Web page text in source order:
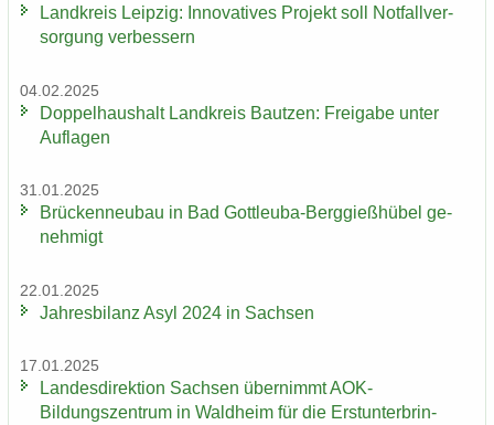
Land­kreis Leip­zig: In­no­va­ti­ves Pro­jekt soll Not­fall­ver­
sor­gung ver­bes­sern
04.02.2025
Dop­pel­haus­halt Land­kreis Baut­zen: Frei­ga­be unter
Auf­la­gen
31.01.2025
Brü­cken­neu­bau in Bad Gottleuba-​Berggießhübel ge­
neh­migt
22.01.2025
Jah­res­bi­lanz Asyl 2024 in Sach­sen
17.01.2025
Lan­des­di­rek­ti­on Sach­sen über­nimmt AOK-​
Bildungszentrum in Wald­heim für die Erst­un­ter­brin­